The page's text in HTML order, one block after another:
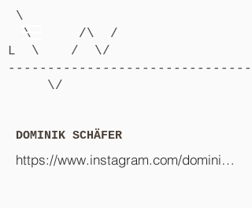
\
\ /\ /
L \ / \/
\/
DOMINIK SCHÄFER
https://www.instagram.com/dominikthealchemist/